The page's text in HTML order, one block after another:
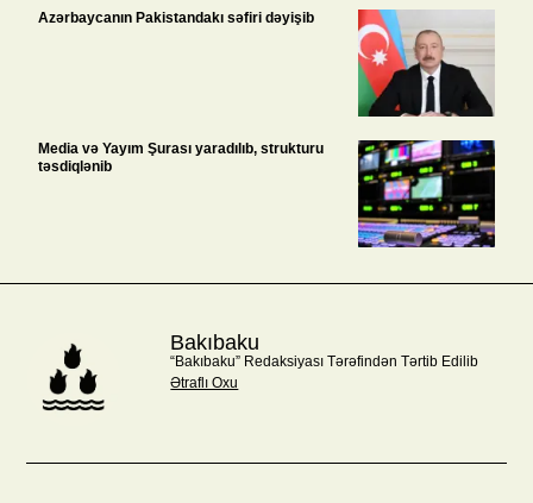
Azərbaycanın Pakistandakı səfiri dəyişib
Media və Yayım Şurası yaradılıb, strukturu
təsdiqlənib
Bakıbaku
“Bakıbaku” Redaksiyası Tərəfindən Tərtib Edilib
Ətraflı Oxu